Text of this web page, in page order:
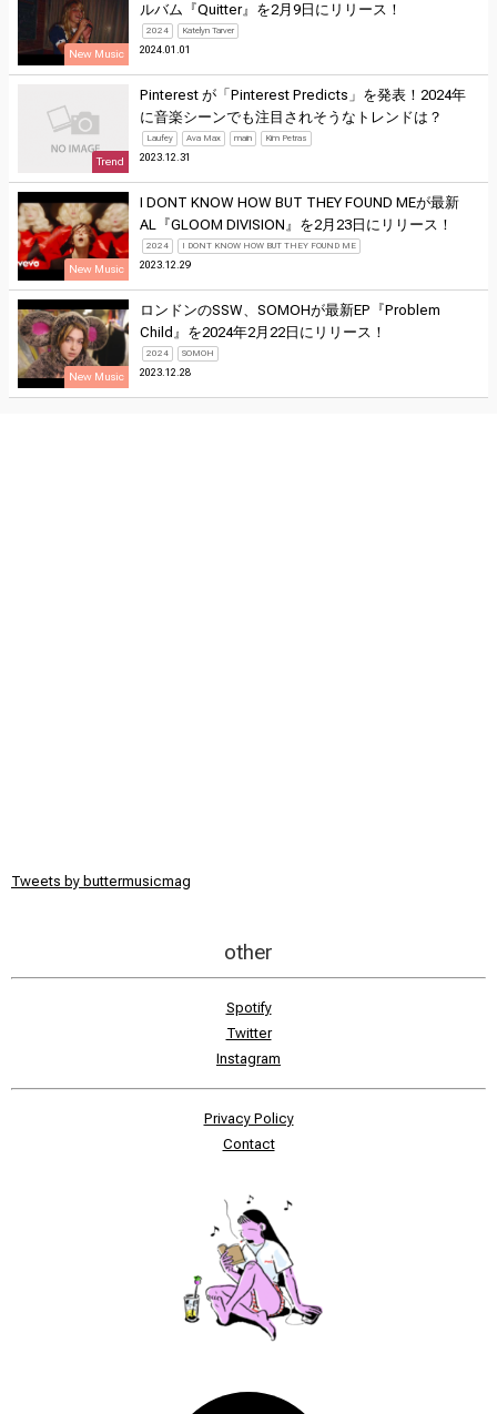
New Music
ルバム『Quitter』を2月9日にリリース！
2024 Katelyn Tarver
2024.01.01
Trend
Pinterest が「Pinterest Predicts」を発表！2024年
に音楽シーンでも注目されそうなトレンドは？
Laufey Ava Max main Kim Petras
2023.12.31
New Music
I DONT KNOW HOW BUT THEY FOUND MEが最新
AL『GLOOM DIVISION』を2月23日にリリース！
2024 I DONT KNOW HOW BUT THEY FOUND ME
2023.12.29
New Music
ロンドンのSSW、SOMOHが最新EP『Problem
Child』を2024年2月22日にリリース！
2024 SOMOH
2023.12.28
Tweets by buttermusicmag
other
Spotify
Twitter
Instagram
Privacy Policy
Contact